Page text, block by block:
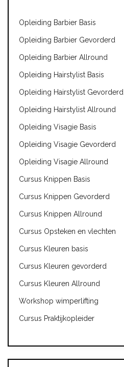
Opleiding Barbier Basis
Opleiding Barbier Gevorderd
Opleiding Barbier Allround
Opleiding Hairstylist Basis
Opleiding Hairstylist Gevorderd
Opleiding Hairstylist Allround
Opleiding Visagie Basis
Opleiding Visagie Gevorderd
Opleiding Visagie Allround
Cursus Knippen Basis
Cursus Knippen Gevorderd
Cursus Knippen Allround
Cursus Opsteken en vlechten
Cursus Kleuren basis
Cursus Kleuren gevorderd
Cursus Kleuren Allround
Workshop wimperlifting
Cursus Praktijkopleider